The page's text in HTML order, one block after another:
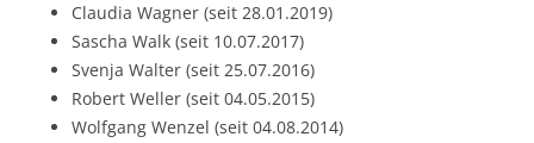
Claudia Wagner (seit 28.01.2019)
Sascha Walk (seit 10.07.2017)
Svenja Walter (seit 25.07.2016)
Robert Weller (seit 04.05.2015)
Wolfgang Wenzel (seit 04.08.2014)